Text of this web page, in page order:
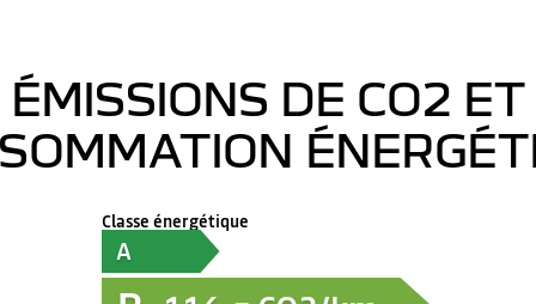
ÉMISSIONS DE CO2 ET
Classe énergétique
A